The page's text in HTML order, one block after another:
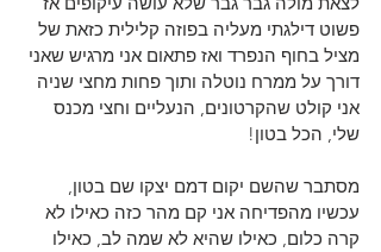
פשוט דילגתי מעליה בפוזה קלילית כזאת של
מציל בחוף הנפרד ואז פתאום אני מרגיש שאני
דורך על ממרח נוטלה ותוך פחות מחצי שניה
אני קולט שהקרטונים, הנעליים וחצי מכנס
שלי, הכל בטון!
מסתבר שהשם יקום דמם יצקו שם בטון,
עכשיו מהפדיחה אני קם מהר כזה כאילו לא
קרה כלום, כאילו שהיא לא שמה לב, כאילו